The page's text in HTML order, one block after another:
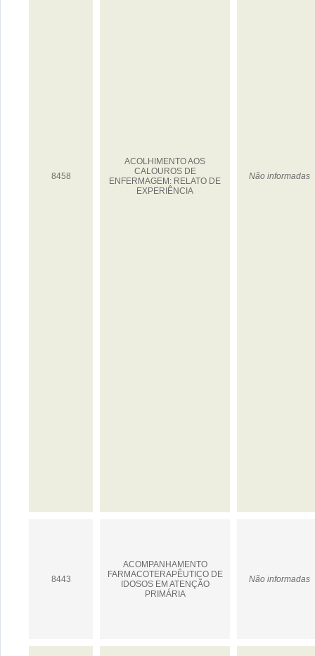
8458
ACOLHIMENTO AOS
CALOUROS DE
ENFERMAGEM: RELATO DE
EXPERIÊNCIA
Não informadas
8443
ACOMPANHAMENTO
FARMACOTERAPÊUTICO DE
IDOSOS EM ATENÇÃO
PRIMÁRIA
Não informadas